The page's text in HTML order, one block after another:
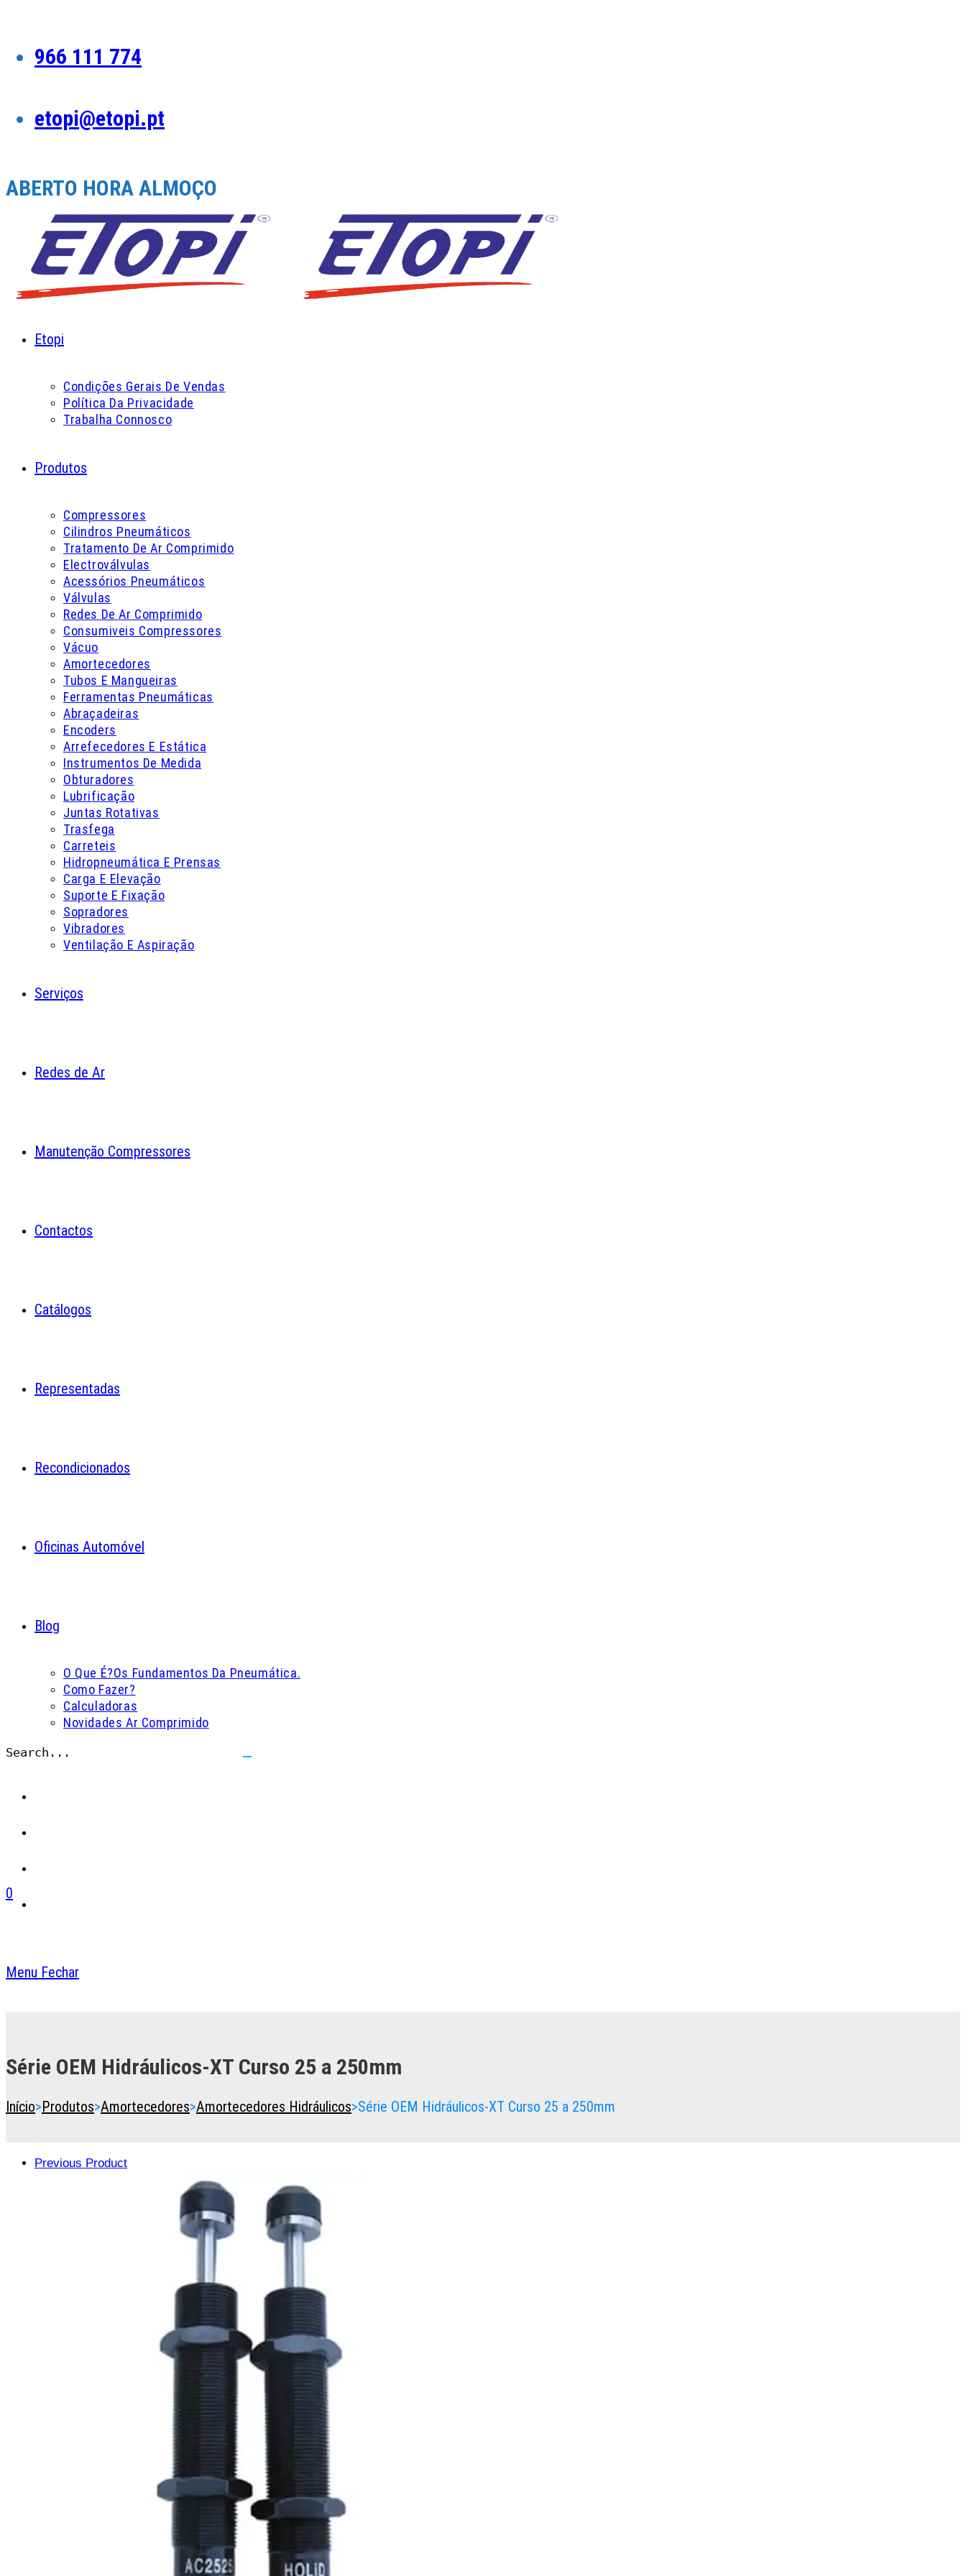
content966 111 774
etopi@etopi.pt
ABERTO HORA ALMOÇO
Etopi
Condições Gerais De Vendas
Política Da Privacidade
Trabalha Connosco
Produtos
Compressores
Cilindros Pneumáticos
Tratamento De Ar Comprimido
Electroválvulas
Acessórios Pneumáticos
Válvulas
Redes De Ar Comprimido
Consumiveis Compressores
Vácuo
Amortecedores
Tubos E Mangueiras
Ferramentas Pneumáticas
Abraçadeiras
Encoders
Arrefecedores E Estática
Instrumentos De Medida
Obturadores
Lubrificação
Juntas Rotativas
Trasfega
Carreteis
Hidropneumática E Prensas
Carga E Elevação
Suporte E Fixação
Sopradores
Vibradores
Ventilação E Aspiração
Serviços
Redes de Ar
Manutenção Compressores
Contactos
Catálogos
Representadas
Recondicionados
Oficinas Automóvel
Blog
O Que É?Os Fundamentos Da Pneumática.
Como Fazer?
Calculadoras
Novidades Ar Comprimido
Search...
0
Menu Fechar
to
or
collapse
Série OEM Hidráulicos-XT Curso 25 a 250mm
Início>Produtos>Amortecedores>Amortecedores Hidráulicos>Série OEM Hidráulicos-XT Curso 25 a 250mm
Previous Product